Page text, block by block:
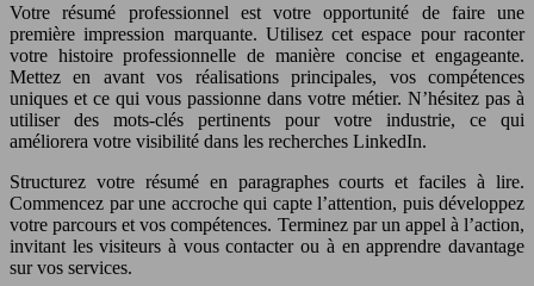
Votre résumé professionnel est votre opportunité de faire une
première impression marquante. Utilisez cet espace pour raconter
votre histoire professionnelle de manière concise et engageante.
Mettez en avant vos réalisations principales, vos compétences
uniques et ce qui vous passionne dans votre métier. N’hésitez pas à
utiliser des mots-clés pertinents pour votre industrie, ce qui
améliorera votre visibilité dans les recherches LinkedIn.
Structurez votre résumé en paragraphes courts et faciles à lire.
Commencez par une accroche qui capte l’attention, puis développez
votre parcours et vos compétences. Terminez par un appel à l’action,
invitant les visiteurs à vous contacter ou à en apprendre davantage
sur vos services.